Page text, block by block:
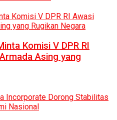
Komisi V DPR RI
Asing yang